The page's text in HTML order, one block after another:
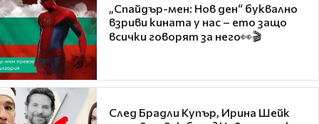
„Спайдър-мен: Нов ден“ буквално
взриви кината у нас – ето защо
всички говорят за него👀🎬
След Брадли Купър, Ирина Шейк